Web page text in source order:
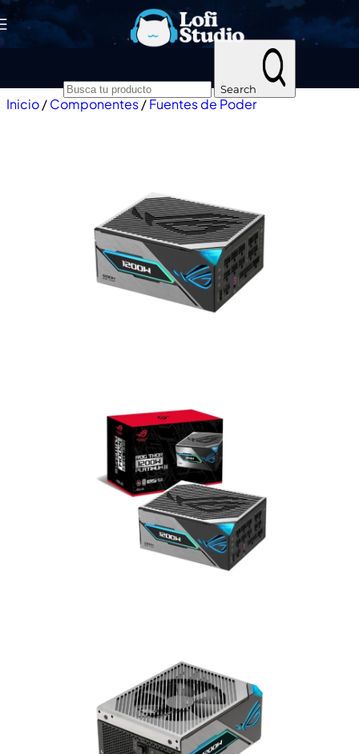
Skip to navigation Skip to main content
Search
Inicio/Componentes/Fuentes de Poder